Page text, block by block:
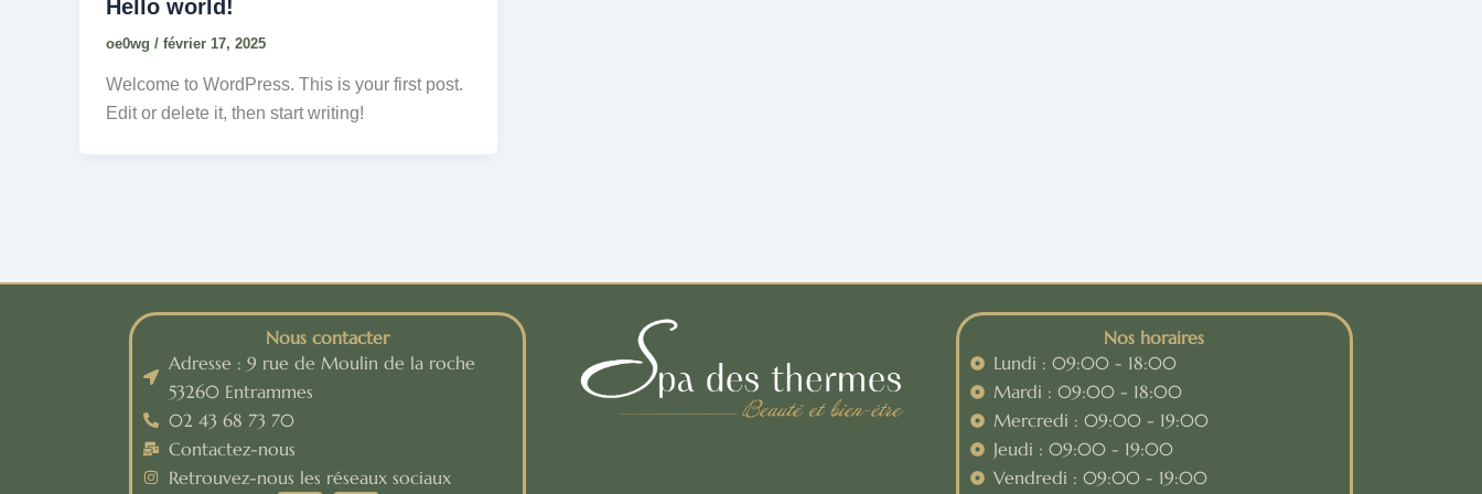
Hello world!
oe0wg / février 17, 2025
Welcome to WordPress. This is your first post.
Edit or delete it, then start writing!
Nous contacter
Adresse : 9 rue de Moulin de la roche
53260 Entrammes
02 43 68 73 70
Contactez-nous
Retrouvez-nous les réseaux sociaux
Nos horaires
Lundi : 09:00 - 18:00
Mardi : 09:00 - 18:00
Mercredi : 09:00 - 19:00
Jeudi : 09:00 - 19:00
Vendredi : 09:00 - 19:00